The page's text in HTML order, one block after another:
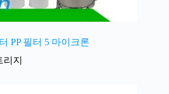
PP 필터 5 마이크론
지